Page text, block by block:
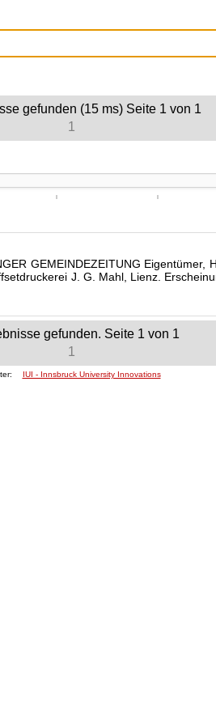
gefunden (15 ms) Seite 1 von 1
1
GEMEINDEZEITUNG
J. G. Mahl, Lienz.
gefunden. Seite 1 von 1
1
IUI - Innsbruck University Innovations